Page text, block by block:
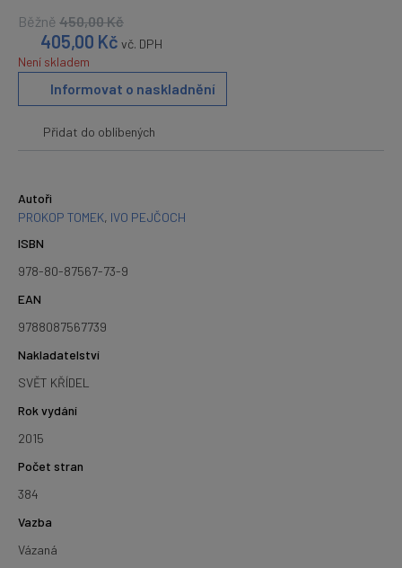
Běžně 450,00Kč
405,00 Kč vč. DPH
Není skladem
Informovat o naskladnění
Přidat do oblíbených
Autoři
PROKOP TOMEK, IVO PEJČOCH
ISBN
978-80-87567-73-9
EAN
9788087567739
Nakladatelství
SVĚT KŘÍDEL
Rok vydání
2015
Počet stran
384
Vazba
Vázaná